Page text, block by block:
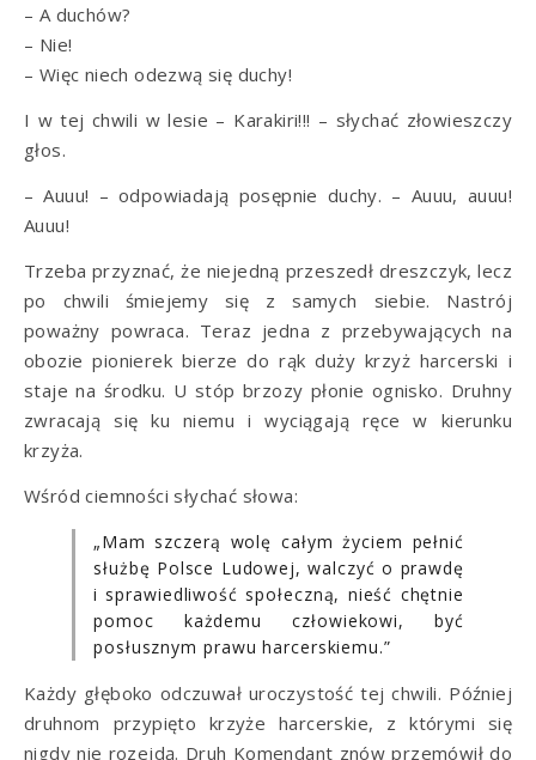
– A duchów?
– Nie!
– Więc niech odezwą się duchy!
I w tej chwili w lesie – Karakiri!!! – słychać złowieszczy
głos.
– Auuu! – odpowiadają posępnie duchy. – Auuu, auuu!
Auuu!
Trzeba przyznać, że niejedną przeszedł dreszczyk, lecz
po chwili śmiejemy się z samych siebie. Nastrój
poważny powraca. Teraz jedna z przebywających na
obozie pionierek bierze do rąk duży krzyż harcerski i
staje na środku. U stóp brzozy płonie ognisko. Druhny
zwracają się ku niemu i wyciągają ręce w kierunku
krzyża.
Wśród ciemności słychać słowa:
„Mam szczerą wolę całym życiem pełnić
służbę Polsce Ludowej, walczyć o prawdę
i sprawiedliwość społeczną, nieść chętnie
pomoc każdemu człowiekowi, być
posłusznym prawu harcerskiemu.”
Każdy głęboko odczuwał uroczystość tej chwili. Później
druhnom przypięto krzyże harcerskie, z którymi się
nigdy nie rozejdą. Druh Komendant znów przemówił do